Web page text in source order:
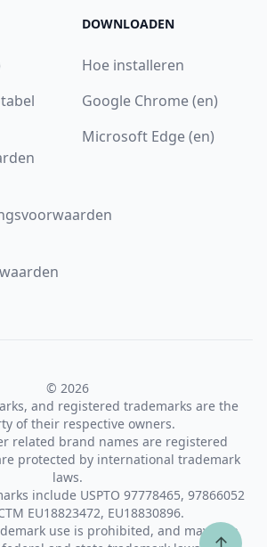
DOWNLOADEN
Hoe installeren
Google Chrome (en)
Microsoft Edge (en)
© 2026
and registered trademarks are the
of their respective owners.
related brand names are registered
protected by international trademark
laws.
include USPTO 97778465, 97866052
EU18823472, EU18830896.
use is prohibited, and may be a